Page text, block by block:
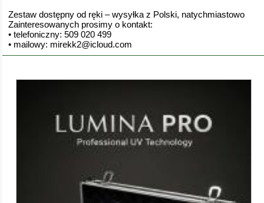
Zestaw dostępny od ręki – wysyłka z Polski, natychmiastowo
Zainteresowanych prosimy o kontakt:
• telefoniczny: 509 020 499
• mailowy: mirekk2@icloud.com